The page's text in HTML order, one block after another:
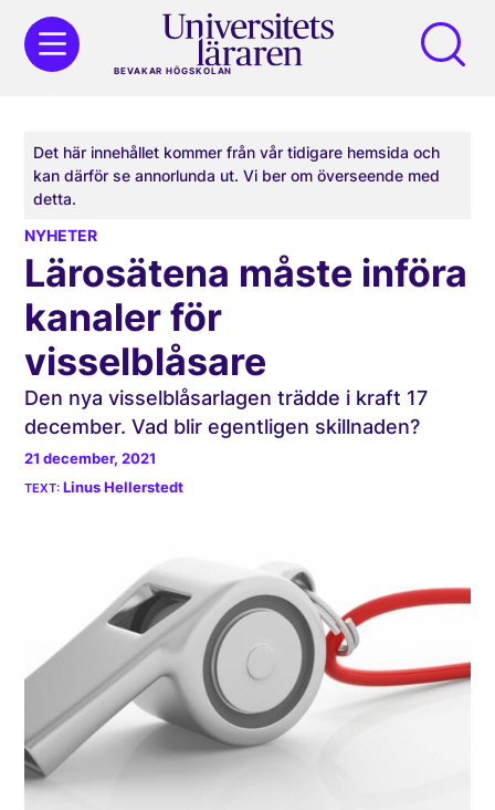
BEVAKAR HÖGSKOLAN
Det här innehållet kommer från vår tidigare hemsida och
kan därför se annorlunda ut. Vi ber om överseende med
detta.
NYHETER
Lärosätena måste införa
kanaler för
visselblåsare
Den nya visselblåsarlagen trädde i kraft 17
december. Vad blir egentligen skillnaden?
21 december, 2021
Linus Hellerstedt